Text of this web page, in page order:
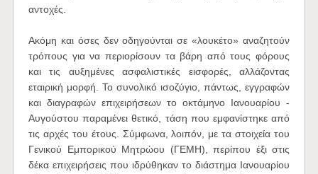
αντοχές.
Ακόμη και όσες δεν οδηγούνται σε «λουκέτο» αναζητούν
τρόπους για να περιορίσουν τα βάρη από τους φόρους
και τις αυξημένες ασφαλιστικές εισφορές, αλλάζοντας
εταιρική μορφή. Το συνολικό ισοζύγιο, πάντως, εγγραφών
και διαγραφών επιχειρήσεων το οκτάμηνο Ιανουαρίου -
Αυγούστου παραμένει θετικό, τάση που εμφανίστηκε από
τις αρχές του έτους. Σύμφωνα, λοιπόν, με τα στοιχεία του
Γενικού Εμπορικού Μητρώου (ΓΕΜΗ), περίπου έξι στις
δέκα επιχειρήσεις που ιδρύθηκαν το διάστημα Ιανουαρίου